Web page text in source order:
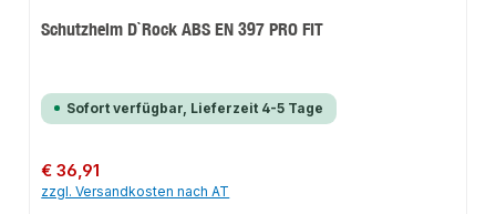
Schutzhelm D`Rock ABS EN 397 PRO FIT
Sofort verfügbar, Lieferzeit 4-5 Tage
Regulärer Preis:
€ 36,91
zzgl. Versandkosten nach AT